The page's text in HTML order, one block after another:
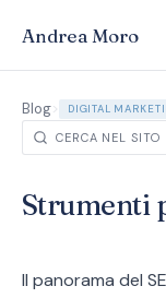
Andrea Moro
Blog> DIGITAL
Strumenti
Il panorama del